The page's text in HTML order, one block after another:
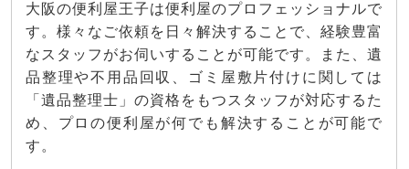
大阪の便利屋王子は便利屋のプロフェッショナルで
す。様々なご依頼を日々解決することで、経験豊富
なスタッフがお伺いすることが可能です。また、遺
品整理や不用品回収、ゴミ屋敷片付けに関しては
「遺品整理士」の資格をもつスタッフが対応するた
め、プロの便利屋が何でも解決することが可能で
す。